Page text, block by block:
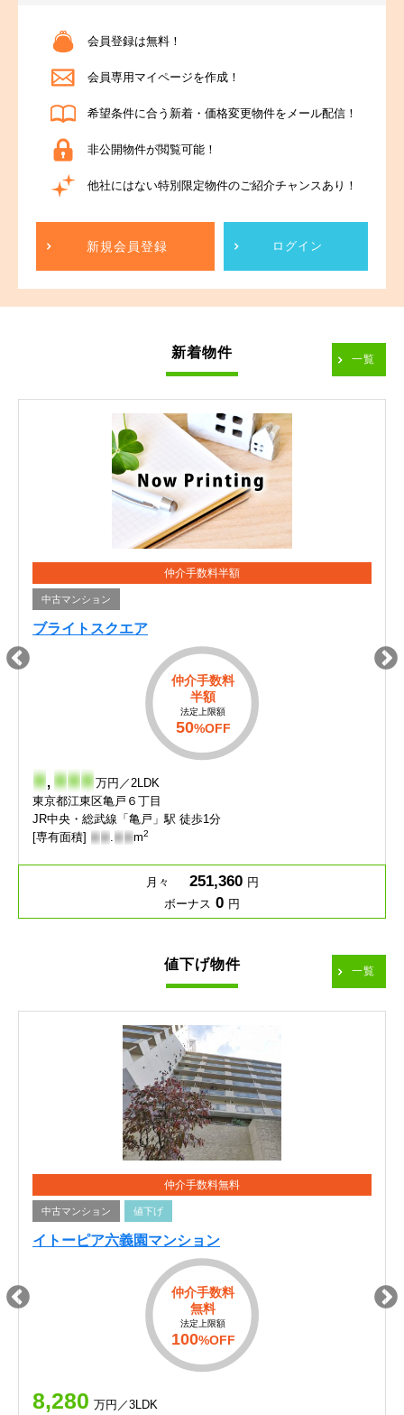
会員登録は無料！
会員専用マイページを作成！
希望条件に合う新着・価格変更物件をメール配信！
非公開物件が閲覧可能！
他社にはない特別限定物件のご紹介チャンスあり！
新規会員登録 ログイン
新着物件 一覧
仲介手数料半額
中古マンション
ブライトスクエア
仲介手数料
半額
法定上限額
50%OFF
- ,- - - 万円／2LDK
東京都江東区亀戸６丁目
JR中央・総武線「亀戸」駅 徒歩1分
[専有面積] - - .- - m2
月々 251,360 円
ボーナス 0 円
値下げ物件 一覧
仲介手数料無料
中古マンション 値下げ
イトーピア六義園マンション
仲介手数料
無料
法定上限額
100%OFF
8,280 万円／3LDK